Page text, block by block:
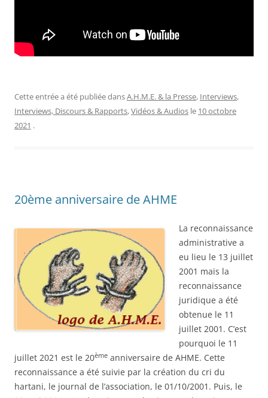
Cette entrée a été publiée dansA.H.M.E. & la Presse, Interviews,
Interviews, Discours & Rapports,Vidéos & Audios le 10 octobre
2021 .
20ème anniversaire de AHME
La reconnaissance
administrative a
eu lieu le 13 juillet
2001 mais la
reconnaissance
juridique a été
obtenue le 11
juillet 2001. C’est
pourquoi le 11
juillet 2021 est le 20ème anniversaire de AHME. Cette
reconnaissance a été suivie par la création du cri du
hartani, le journal de l’association, le 01/10/2001. Puis, le